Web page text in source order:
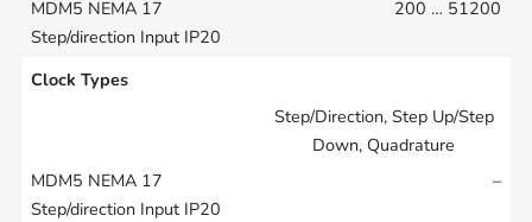
200 … 51200
Clock Types
Step/Direction, Step Up/Step
Down, Quadrature
–